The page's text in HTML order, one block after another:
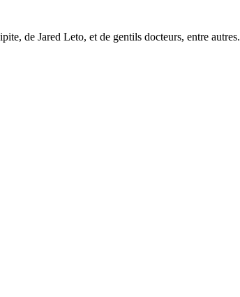
de Jared Leto, et de gentils docteurs, entre autres.